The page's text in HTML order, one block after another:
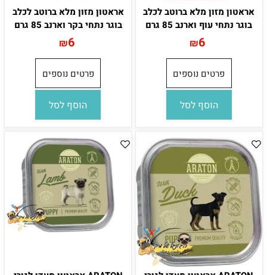
אראטון מזון מלא ברוטב לכלב
בוגר נתחי עוף וארנב 85 גרם
₪6
פרטים נוספים
הוסף לסל
אראטון מזון מלא ברוטב לכלב
בוגר נתחי בקר וארנב 85 גרם
₪6
פרטים נוספים
הוסף לסל